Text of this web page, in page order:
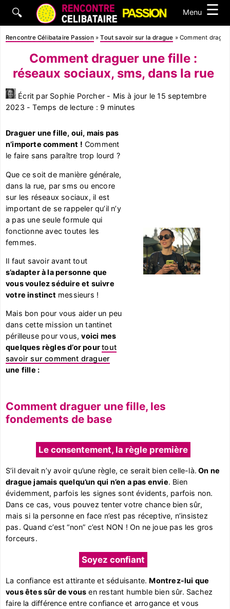
🔍 Menu ☰
Rencontre Célibataire Passion »Tout savoir sur la drague »Comment
Comment draguer une fille :
réseaux sociaux, sms, dans la rue
Écrit par Sophie Porcher - Mis à jour le 15 septembre
2023 - Temps de lecture : 9 minutes
Draguer une fille, oui, mais pas
n’importe comment ! Comment
le faire sans paraître trop lourd ?
Que ce soit de manière générale,
dans la rue, par sms ou encore
sur les réseaux sociaux, il est
important de se rappeler qu’il n’y
a pas une seule formule qui
fonctionne avec toutes les
femmes.
Il faut savoir avant tout
s’adapter à la personne que
vous voulez séduire et suivre
votre instinct messieurs !
Mais bon pour vous aider un peu
dans cette mission un tantinet
périlleuse pour vous,voici mes
quelques règles d’or pourtout
savoir sur comment draguer
une fille :
Comment draguer une fille, les
fondements de base
Le consentement, la règle première
S’il devait n’y avoir qu’une règle, ce serait bien celle-là. On ne
drague jamais quelqu’un qui n’en a pas envie. Bien
évidemment, parfois les signes sont évidents, parfois non.
Dans ce cas, vous pouvez tenter votre chance bien sûr,
mais si la personne en face n’est pas réceptive, n’insistez
pas. Quand c’est “non” c’est NON ! On ne joue pas les gros
forceurs.
Soyez confiant
La confiance est attirante et séduisante. Montrez-lui que
vous êtes sûr de vous en restant humble bien sûr. Sachez
faire la différence entre confiance et arrogance et vous